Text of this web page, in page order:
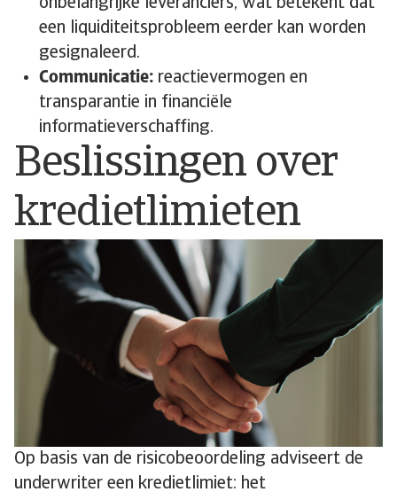
een liquiditeitsprobleem eerder kan worden
gesignaleerd.
Communicatie: reactievermogen en
transparantie in financiële
informatieverschaffing.
Beslissingen over
kredietlimieten
Op basis van de risicobeoordeling adviseert de
underwriter een kredietlimiet: het